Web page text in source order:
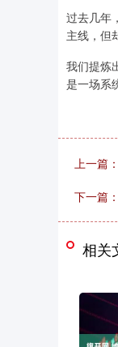
过去几年
主线，但
我们提炼
是一场系
上一篇：
下一篇：
相关